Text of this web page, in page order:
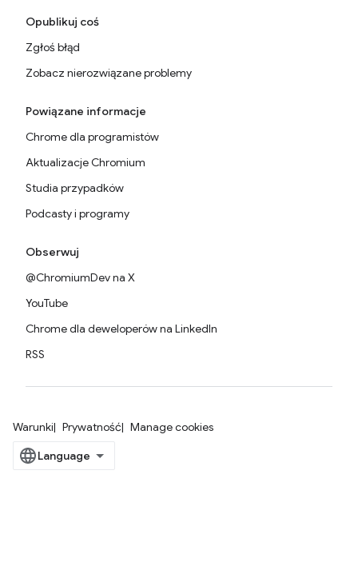
Opublikuj coś
Zgłoś błąd
Zobacz nierozwiązane problemy
Powiązane informacje
Chrome dla programistów
Aktualizacje Chromium
Studia przypadków
Podcasty i programy
Obserwuj
@ChromiumDev na X
YouTube
Chrome dla deweloperów na LinkedIn
RSS
Warunki Prywatność Manage cookies